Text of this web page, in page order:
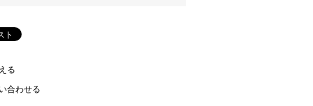
る
合わせる